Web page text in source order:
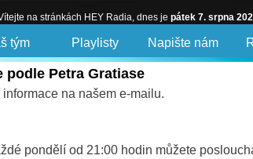
na stránkách HEY Radia, dnes je pátek 7. srpna
tým Playlisty Napište nám
Petra Gratiase
na našem e-mailu.
pondělí od 21:00 hodin můžete